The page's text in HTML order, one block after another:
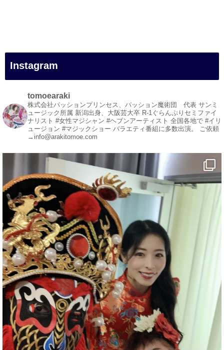
#白浜町
#変面ショー
#イベント
#宴会
#余興
1 3 X
マジシャン派遣 パッションプリンセス【公式】
@comedy_illusion · 7 8月
お疲れ様です
ブログ更新しました
「マジシャン和歌山旅 白浜町・円月島」
#企業公式がお疲れ様を言い合う
#旅行好きな人と繋がりたい
#一人旅
#女性マジシャン
#出張マジック
#マジシャン派遣
#イリュージョン
#和歌山県
#白浜町
Instagram
tomoearaki
株式会社パッションプリンセス、パッション魔術団 代表 サンミ
ュージック所属 新潟出身、大阪芸大卒 R-1ぐらんぷりセミファイ
ナリスト #女性マジシャン #ヘブンアーティスト 全国各地で #イリ
ュージョン #マジックショー バラエティ番組に多数出演。 ご依頼
→info@arakitomoe.com